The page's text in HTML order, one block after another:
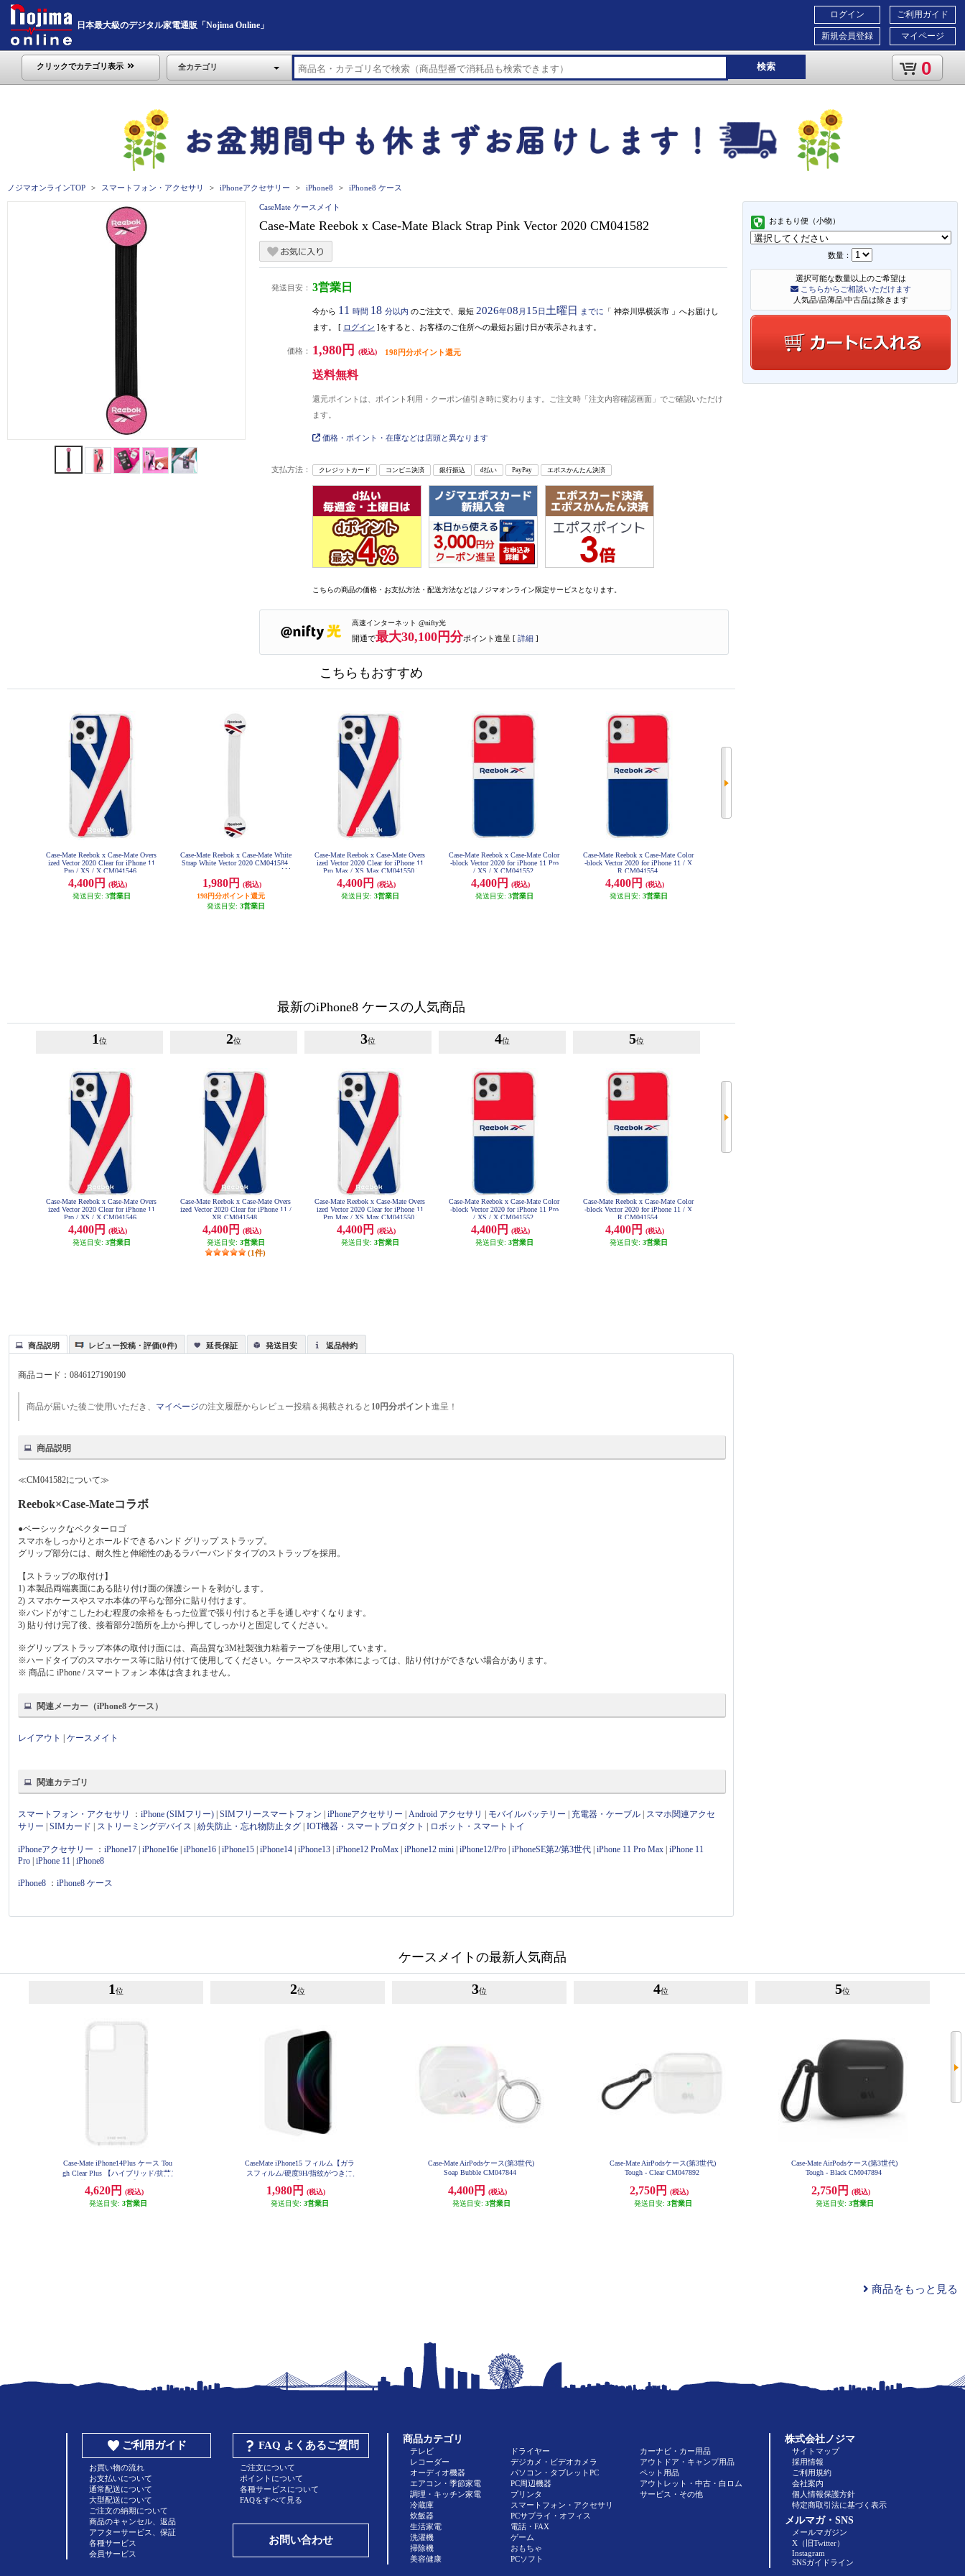
日本最大級のデジタル家電通販「Nojima Online」
ご利用ガイド
マイページ
ログイン
新規会員登録
クリックでカテゴリ表示 全カテゴリ 検索 0
ノジマオンラインTOP スマートフォン・アクセサリ iPhoneアクセサリー iPhone8 iPhone8 ケース
おまもり便（小物）
数量：
選択可能な数量以上のご希望は
こちらからご相談いただけます
人気品/品薄品/中古品は除きます
CaseMate ケースメイト
Case-Mate Reebok x Case-Mate Black Strap Pink Vector 2020 CM041582
発送目安： 3営業日
今から 11 時間 18 分以内 のご注文で、最短 2026年08 月 15日 土曜日 までに 「 神奈川県横浜市 」 へお届けし
ます。 [ ログイン ]をすると、お客様のご住所への最短お届け日が表示されます。
価格： 1,980円 (税込) 198円分ポイント還元
送料無料
還元ポイントは、ポイント利用・クーポン値引き時に変わります。ご注文時「注文内容確認画面」でご確認いただけ
ます。
価格・ポイント・在庫などは店頭と異なります
支払方法： クレジットカード コンビニ決済 銀行振込 d払い PayPay エポスかんたん決済
こちらの商品の価格・お支払方法・配送方法などはノジマオンライン限定サービスとなります。
高速インターネット @nifty光
開通で最大30,100円分ポイント進呈 [ 詳細 ]
こちらもおすすめ
Case-Mate Reebok x Case-Mate Overs
ized Vector 2020 Clear for iPhone 11
Pro / XS / X CM041546
4,400円
(税込)
発送目安: 3営業日
Case-Mate Reebok x Case-Mate White
Strap White Vector 2020 CM041584
1,980円
(税込)
198円分ポイント還元
発送目安: 3営業日
Case-Mate Reebok x Case-Mate Overs
ized Vector 2020 Clear for iPhone 11
Pro Max / XS Max CM041550
4,400円
(税込)
発送目安: 3営業日
Case-Mate Reebok x Case-Mate Color
-block Vector 2020 for iPhone 11 Pro
/ XS / X CM041552
4,400円
(税込)
発送目安: 3営業日
Case-Mate Reebok x Case-Mate Color
-block Vector 2020 for iPhone 11 / X
R CM041554
4,400円
(税込)
発送目安: 3営業日
最新のiPhone8 ケースの人気商品
1 位
Case-Mate Reebok x Case-Mate Overs
ized Vector 2020 Clear for iPhone 11
Pro / XS / X CM041546
4,400円
(税込)
発送目安: 3営業日
2位
Case-Mate Reebok x Case-Mate Overs
ized Vector 2020 Clear for iPhone 11 /
XR CM041548
4,400円
(税込)
発送目安: 3営業日
(1件)
3位
Case-Mate Reebok x Case-Mate Overs
ized Vector 2020 Clear for iPhone 11
Pro Max / XS Max CM041550
4,400円
(税込)
発送目安: 3営業日
4位
Case-Mate Reebok x Case-Mate Color
-block Vector 2020 for iPhone 11 Pro
/ XS / X CM041552
4,400円
(税込)
発送目安: 3営業日
5位
Case-Mate Reebok x Case-Mate Color
-block Vector 2020 for iPhone 11 / X
R CM041554
4,400円
(税込)
発送目安: 3営業日
商品説明 レビュー投稿・評価(0件) 延長保証 発送目安 返品特約
商品コード：0846127190190
商品が届いた後ご使用いただき、 マイページの注文履歴からレビュー投稿＆掲載されると 10円分ポイント進呈！
商品説明
≪CM041582について≫
Reebok×Case-Mateコラボ
●ベーシックなベクターロゴ
スマホをしっかりとホールドできるハンド グリップ ストラップ。
グリップ部分には、耐久性と伸縮性のあるラバーバンドタイプのストラップを採用。
【ストラップの取付け】
1) 本製品両端裏面にある貼り付け面の保護シートを剥がします。
2) スマホケースやスマホ本体の平らな部分に貼り付けます。
※バンドがすこしたわむ程度の余裕をもった位置で張り付けると手を通しやすくなります。
3) 貼り付け完了後、接着部分2箇所を上から押してしっかりと固定してください。
※グリップストラップ本体の取付け面には、高品質な3M社製強力粘着テープを使用しています。
※ハードタイプのスマホケース等に貼り付けて使用してください。ケースやスマホ本体によっては、貼り付けができない場合があります。
※ 商品に iPhone / スマートフォン 本体は含まれません。
関連メーカー（iPhone8 ケース）
レイアウト |ケースメイト
関連カテゴリ
スマートフォン・アクセサリ ：iPhone (SIMフリー) |SIMフリースマートフォン |iPhoneアクセサリー |Android アクセサリ モバイルバッテリー 充電器・ケーブル
スマホ関連アクセ
サリー |SIMカード ストリーミングデバイス |紛失防止・忘れ物防止タグ |IOT機器・スマートプロダクト ロボット・スマートトイ
iPhoneアクセサリー ：iPhone17 |iPhone16e |iPhone16 |iPhone15 |iPhone14 |iPhone13 |iPhone12 ProMax |iPhone12 mini |iPhone12/Pro |iPhoneSE第2/第3世代 |iPhone 11 Pro Max |iPhone 11
Pro |iPhone 11 |iPhone8
iPhone8 ：iPhone8 ケース
ケースメイトの最新人気商品
1 位
Case-Mate iPhone14Plus ケース Tou
gh Clear Plus 【ハイブリッド/抗菌/
6
4,620円
(税込)
発送目安: 3営業日
2位
CaseMate iPhone15 フィルム【ガラ
スフィルム/硬度9H/指紋がつきに
1,980円
(税込)
発送目安: 3営業日
3位
Case-Mate AirPodsケース(第3世代)
Soap Bubble CM047844
4,400円
(税込)
発送目安: 3営業日
4位
Case-Mate AirPodsケース(第3世代)
Tough - Clear CM047892
2,750円
(税込)
発送目安: 3営業日
5位
Case-Mate AirPodsケース(第3世代)
Tough - Black CM047894
2,750円
(税込)
発送目安: 3営業日
商品をもっと見る
ご利用ガイド
お買い物の流れ
お支払いについて
通常配送について
大型配送について
ご注文の納期について
商品のキャンセル、返品
アフターサービス、保証
各種サービス
会員サービス
FAQ よくあるご質問
ご注文について
ポイントについて
各種サービスについて
FAQをすべて見る
お問い合わせ
商品カテゴリ
テレビ
レコーダー
オーディオ機器
エアコン・季節家電
調理・キッチン家電
冷蔵庫
炊飯器
生活家電
洗濯機
掃除機
美容健康
ドライヤー
デジカメ・ビデオカメラ
パソコン・タブレットPC
PC周辺機器
プリンタ
スマートフォン・アクセサリ
PCサプライ・オフィス
電話・FAX
ゲーム
おもちゃ
PCソフト
カーナビ・カー用品
アウトドア・キャンプ用品
ペット用品
アウトレット・中古・白ロム
サービス・その他
株式会社ノジマ
サイトマップ
採用情報
ご利用規約
会社案内
個人情報保護方針
特定商取引法に基づく表示
メルマガ・SNS
メールマガジン
X（旧Twitter）
Instagram
SNSガイドライン